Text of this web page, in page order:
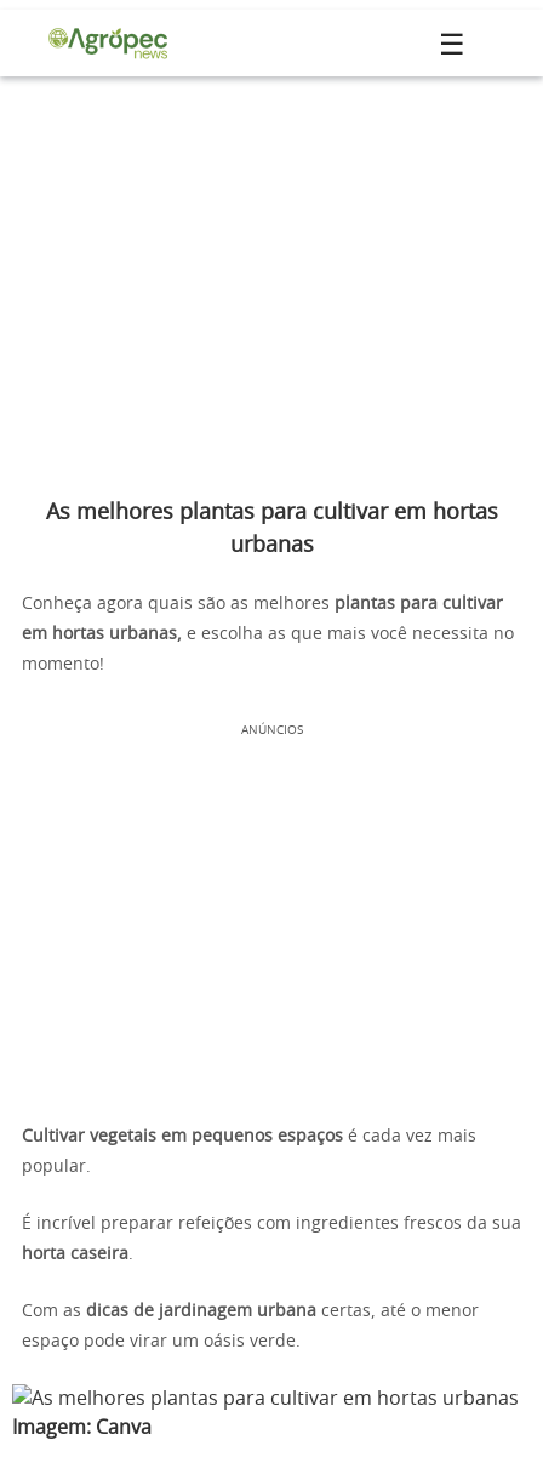
☰
As melhores plantas para cultivar em hortas
urbanas
Conheça agora quais são as melhores plantas para cultivar
em hortas urbanas, e escolha as que mais você necessita no
momento!
ANÚNCIOS
Cultivar vegetais em pequenos espaços é cada vez mais
popular.
É incrível preparar refeições com ingredientes frescos da sua
horta caseira.
Com as dicas de jardinagem urbana certas, até o menor
espaço pode virar um oásis verde.
Imagem: Canva